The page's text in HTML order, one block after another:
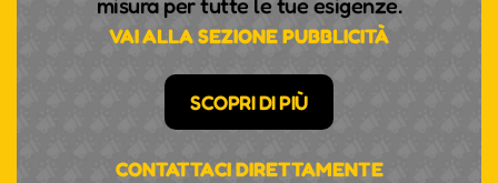
misura per tutte le tue esigenze.
VAI ALLA SEZIONE PUBBLICITÀ
SCOPRI DI PIÙ
CONTATTACI DIRETTAMENTE